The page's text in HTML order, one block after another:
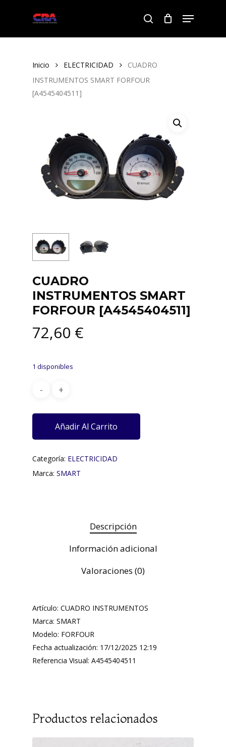
search
Menu
Inicio ELECTRICIDAD
CUADRO
INSTRUMENTOS SMART FORFOUR
[A4545404511]
CUADRO
INSTRUMENTOS SMART
FORFOUR [A4545404511]
72,60 €
1 disponibles
Añadir Al Carrito
Categoría: ELECTRICIDAD
Marca: SMART
Descripción
Información adicional
Valoraciones (0)
Artículo: CUADRO INSTRUMENTOS
Marca: SMART
Modelo: FORFOUR
Fecha actualización: 17/12/2025 12:19
Referencia Visual: A4545404511
Productos relacionados